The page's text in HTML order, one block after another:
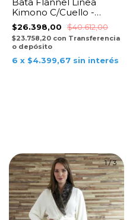
Kimono C/Cuello -
Petroleo
$26.398,00 $40.612,00
$23.758,20 con Transferencia
o depósito
6 x $4.399,67 sin interés
1/3